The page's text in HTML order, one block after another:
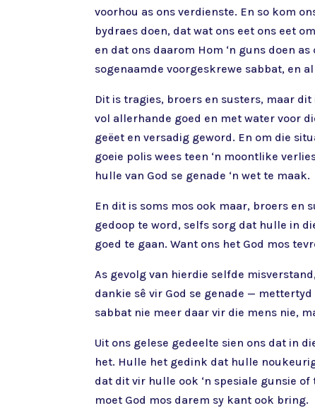
voorhou as ons verdienste. En so kom
bydraes doen, dat wat ons eet ons eet
en dat ons daarom Hom ‘n guns doen
sogenaamde voorgeskrewe sabbat, en
Dit is tragies, broers en susters, maar
vol allerhande goed en met water voor
geëet en versadig geword. En om die
goeie polis wees teen ‘n moontlike
hulle van God se genade ‘n wet te maak.
En dit is soms mos ook maar, broers en
gedoop te word, selfs sorg dat hulle in
goed te gaan. Want ons het God mos
As gevolg van hierdie selfde
dankie sê vir God se genade —
sabbat nie meer daar vir die mens nie,
Uit ons gelese gedeelte sien ons dat in
het. Hulle het gedink dat hulle
dat dit vir hulle ook ‘n spesiale gunsie
moet God mos darem sy kant ook bring.